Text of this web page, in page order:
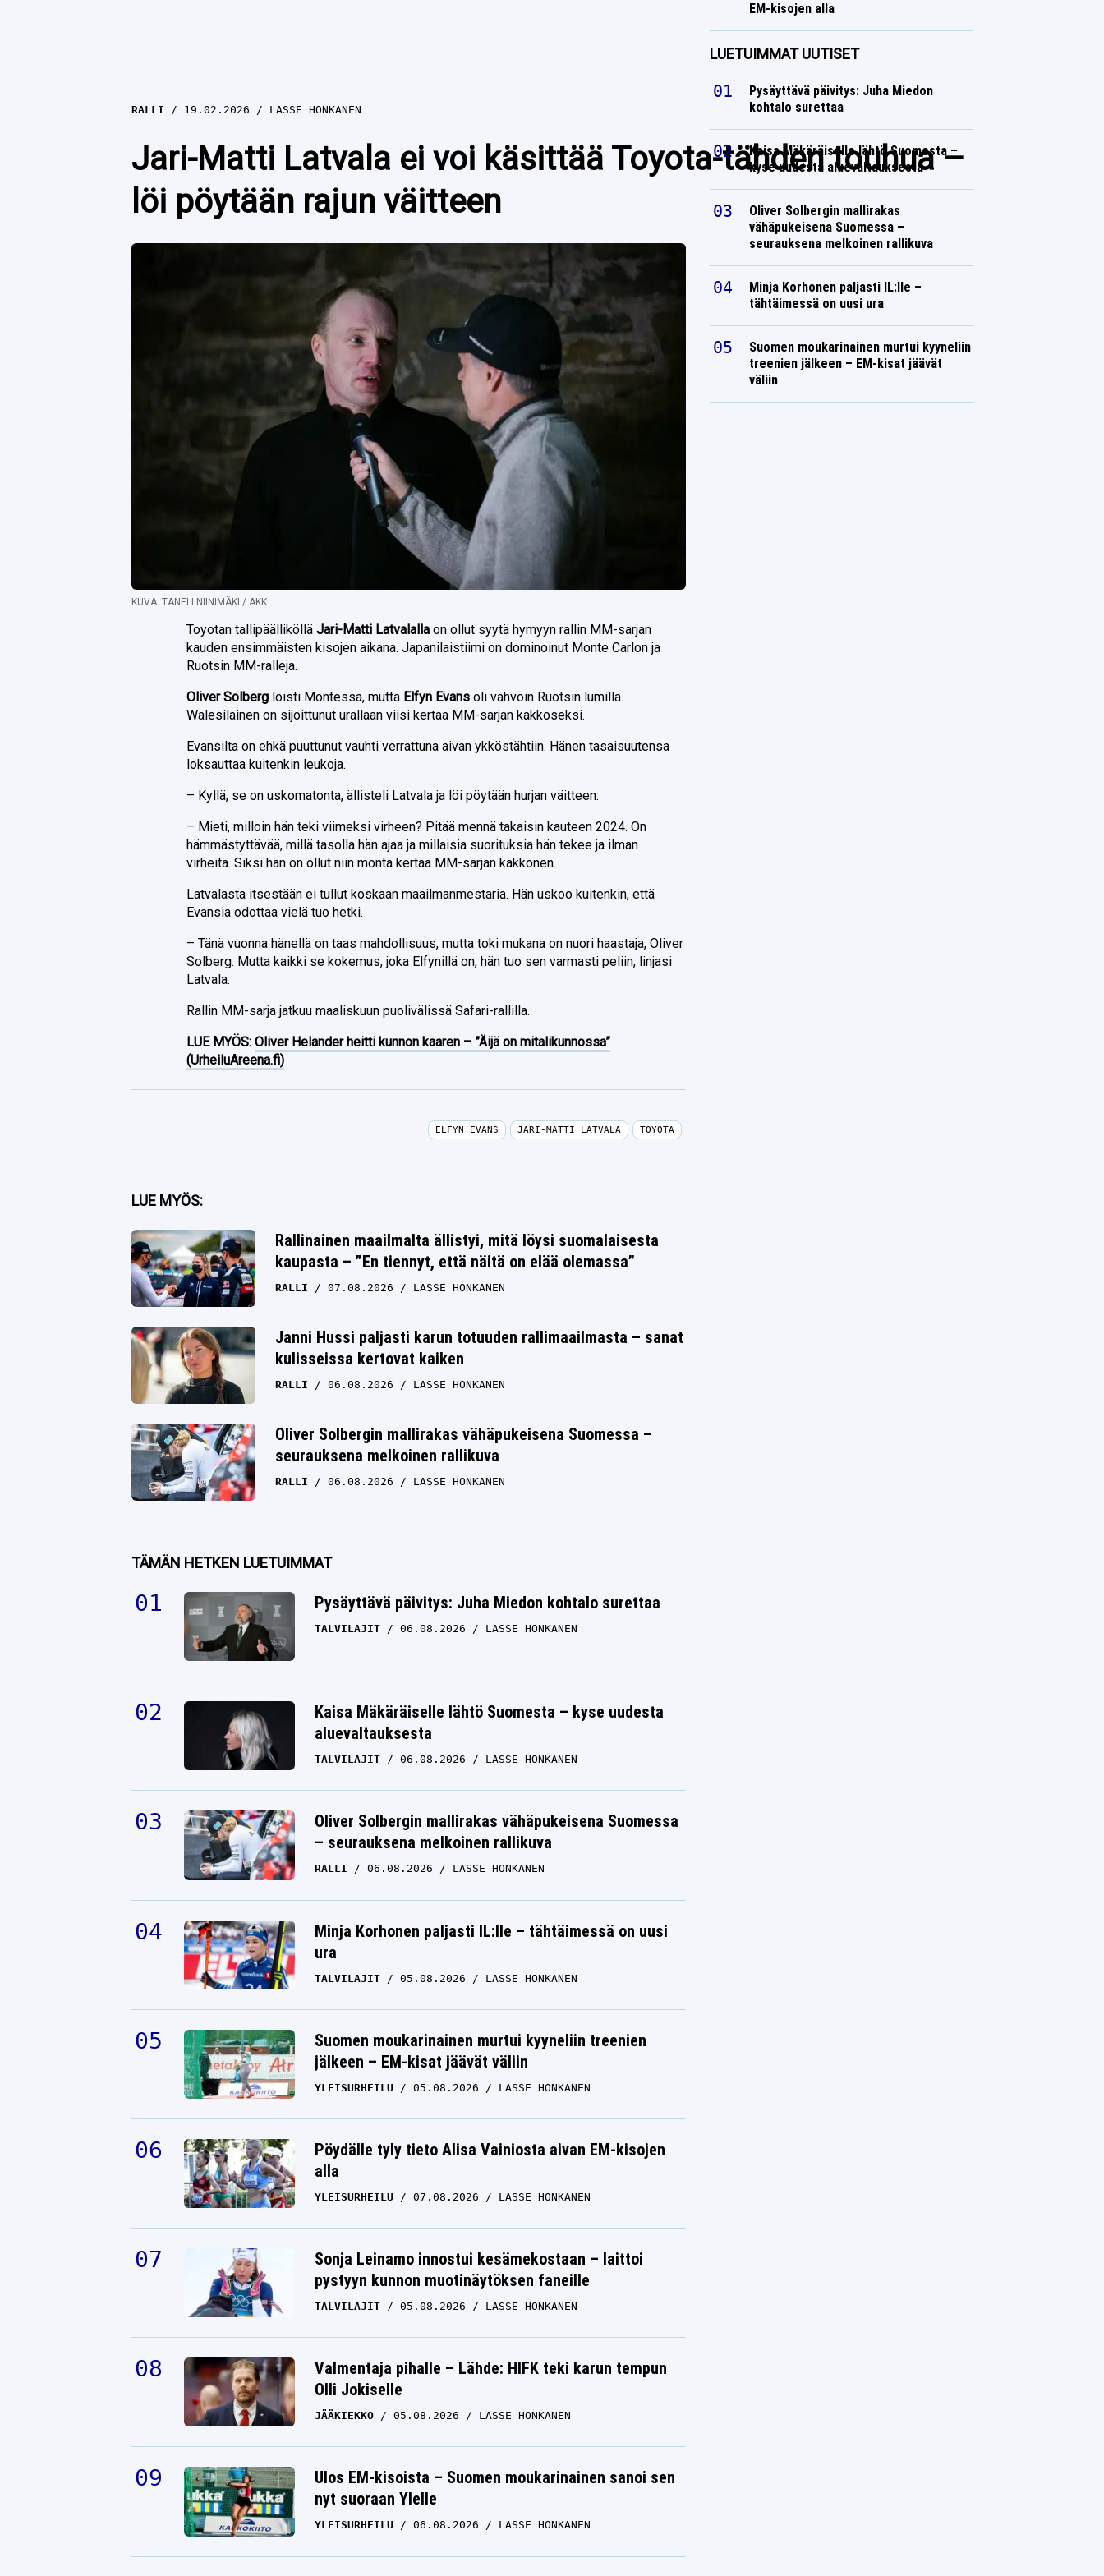
RALLI 19.02.2026 LASSE HONKANEN
Jari-Matti Latvala ei voi käsittää Toyota-tähden touhua –
löi pöytään rajun väitteen
KUVA: TANELI NIINIMÄKI / AKK
Toyotan tallipäällikölläJari-Matti Latvalalla on ollut syytä hymyyn rallin MM-sarjan
kauden ensimmäisten kisojen aikana. Japanilaistiimi on dominoinut Monte Carlon ja
Ruotsin MM-ralleja.
Oliver Solberg loisti Montessa, mutta Elfyn Evans oli vahvoin Ruotsin lumilla.
Walesilainen on sijoittunut urallaan viisi kertaa MM-sarjan kakkoseksi.
Evansilta on ehkä puuttunut vauhti verrattuna aivan ykköstähtiin. Hänen tasaisuutensa
loksauttaa kuitenkin leukoja.
– Kyllä, se on uskomatonta, ällisteli Latvala ja löi pöytään hurjan väitteen:
– Mieti, milloin hän teki viimeksi virheen? Pitää mennä takaisin kauteen 2024. On
hämmästyttävää, millä tasolla hän ajaa ja millaisia suorituksia hän tekee ja ilman
virheitä. Siksi hän on ollut niin monta kertaa MM-sarjan kakkonen.
Latvalasta itsestään ei tullut koskaan maailmanmestaria. Hän uskoo kuitenkin, että
Evansia odottaa vielä tuo hetki.
– Tänä vuonna hänellä on taas mahdollisuus, mutta toki mukana on nuori haastaja, Oliver
Solberg. Mutta kaikki se kokemus, joka Elfynillä on, hän tuo sen varmasti peliin, linjasi
Latvala.
Rallin MM-sarja jatkuu maaliskuun puolivälissä Safari-rallilla.
LUE MYÖS:Oliver Helander heitti kunnon kaaren – ”Äijä on mitalikunnossa”
(UrheiluAreena.fi)
Facebook
Twitter
Whatsapp
ELFYN EVANS JARI-MATTI LATVALA TOYOTA
LUE MYÖS:
Rallinainen maailmalta ällistyi, mitä löysi suomalaisesta
kaupasta – ”En tiennyt, että näitä on elää olemassa”
RALLI 07.08.2026 LASSE HONKANEN
Janni Hussi paljasti karun totuuden rallimaailmasta – sanat
kulisseissa kertovat kaiken
RALLI 06.08.2026 LASSE HONKANEN
Oliver Solbergin mallirakas vähäpukeisena Suomessa –
seurauksena melkoinen rallikuva
RALLI 06.08.2026 LASSE HONKANEN
TÄMÄN HETKEN LUETUIMMAT
Pysäyttävä päivitys: Juha Miedon kohtalo surettaa
TALVILAJIT 06.08.2026 LASSE HONKANEN
Kaisa Mäkäräiselle lähtö Suomesta – kyse uudesta
aluevaltauksesta
TALVILAJIT 06.08.2026 LASSE HONKANEN
Oliver Solbergin mallirakas vähäpukeisena Suomessa
– seurauksena melkoinen rallikuva
RALLI 06.08.2026 LASSE HONKANEN
Minja Korhonen paljasti IL:lle – tähtäimessä on uusi
ura
TALVILAJIT 05.08.2026 LASSE HONKANEN
Suomen moukarinainen murtui kyyneliin treenien
jälkeen – EM-kisat jäävät väliin
YLEISURHEILU 05.08.2026 LASSE HONKANEN
Pöydälle tyly tieto Alisa Vainiosta aivan EM-kisojen
alla
YLEISURHEILU 07.08.2026 LASSE HONKANEN
Sonja Leinamo innostui kesämekostaan – laittoi
pystyyn kunnon muotinäytöksen faneille
TALVILAJIT 05.08.2026 LASSE HONKANEN
Valmentaja pihalle – Lähde: HIFK teki karun tempun
Olli Jokiselle
JÄÄKIEKKO 05.08.2026 LASSE HONKANEN
Ulos EM-kisoista – Suomen moukarinainen sanoi sen
nyt suoraan Ylelle
YLEISURHEILU 06.08.2026 LASSE HONKANEN
EM-kisojen alla
LUETUIMMAT UUTISET
Pysäyttävä päivitys: Juha Miedon
kohtalo surettaa
Kaisa Mäkäräiselle lähtö Suomesta –
kyse uudesta aluevaltauksesta
Oliver Solbergin mallirakas
vähäpukeisena Suomessa –
seurauksena melkoinen rallikuva
Minja Korhonen paljasti IL:lle –
tähtäimessä on uusi ura
Suomen moukarinainen murtui kyyneliin
treenien jälkeen – EM-kisat jäävät
väliin